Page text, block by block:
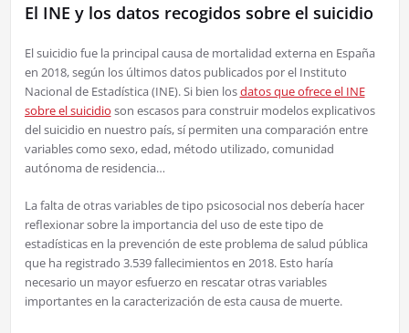
El INE y los datos recogidos sobre el suicidio
El suicidio fue la principal causa de mortalidad externa en España
en 2018, según los últimos datos publicados por el Instituto
Nacional de Estadística (INE). Si bien losdatos que ofrece el INE
sobre el suicidio son escasos para construir modelos explicativos
del suicidio en nuestro país, sí permiten una comparación entre
variables como sexo, edad, método utilizado, comunidad
autónoma de residencia…
La falta de otras variables de tipo psicosocial nos debería hacer
reflexionar sobre la importancia del uso de este tipo de
estadísticas en la prevención de este problema de salud pública
que ha registrado 3.539 fallecimientos en 2018. Esto haría
necesario un mayor esfuerzo en rescatar otras variables
importantes en la caracterización de esta causa de muerte.